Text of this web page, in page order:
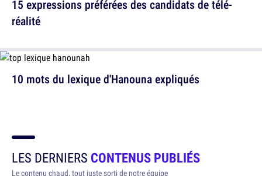
10 mots du lexique d'Hanouna expliqués
15 expressions préférées des candidats de télé-
réalité
LES DERNIERS CONTENUS PUBLIÉS
Le contenu chaud, tout juste sorti de notre équipe